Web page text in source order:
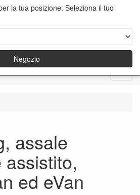
Menu
assale
assistito,
ed eVan
la tua posizione; Seleziona il tuo
Negozio